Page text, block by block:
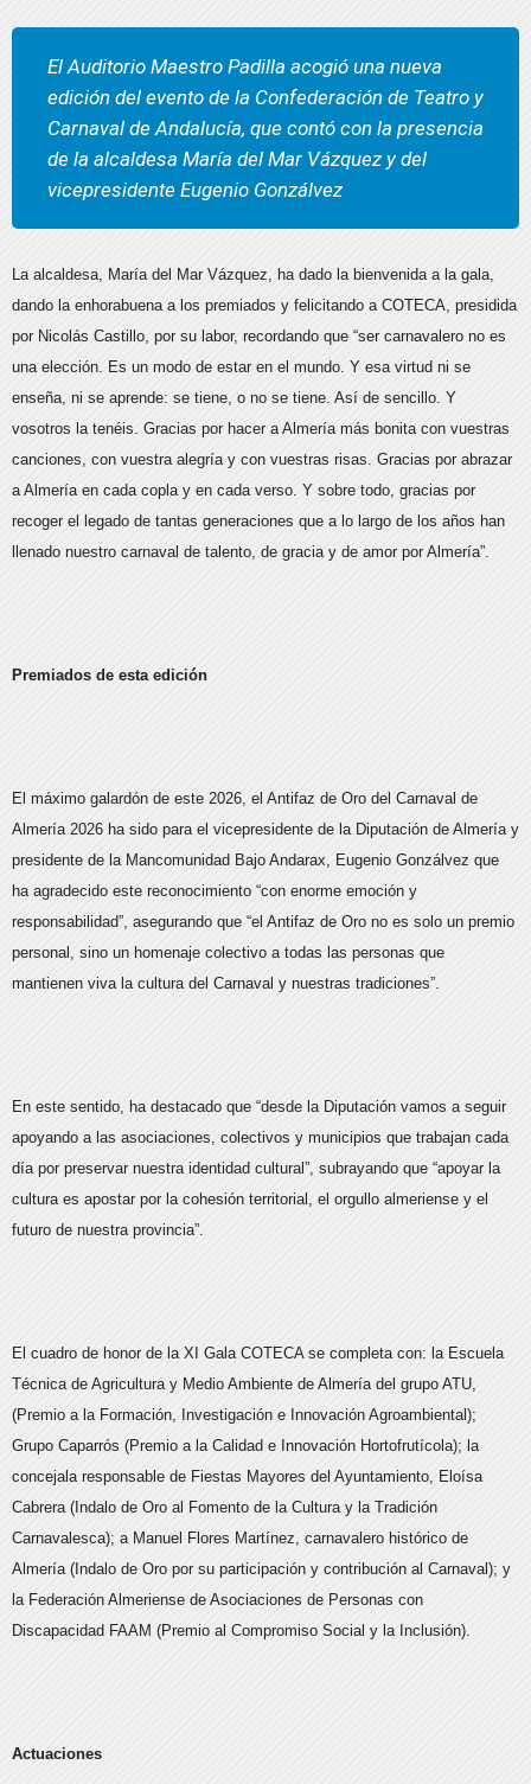
El Auditorio Maestro Padilla acogió una nueva
edición del evento de la Confederación de Teatro y
Carnaval de Andalucía, que contó con la presencia
de la alcaldesa María del Mar Vázquez y del
vicepresidente Eugenio Gonzálvez
La alcaldesa, María del Mar Vázquez, ha dado la bienvenida a la gala,
dando la enhorabuena a los premiados y felicitando a COTECA, presidida
por Nicolás Castillo, por su labor, recordando que “ser carnavalero no es
una elección. Es un modo de estar en el mundo. Y esa virtud ni se
enseña, ni se aprende: se tiene, o no se tiene. Así de sencillo. Y
vosotros la tenéis. Gracias por hacer a Almería más bonita con vuestras
canciones, con vuestra alegría y con vuestras risas. Gracias por abrazar
a Almería en cada copla y en cada verso. Y sobre todo, gracias por
recoger el legado de tantas generaciones que a lo largo de los años han
llenado nuestro carnaval de talento, de gracia y de amor por Almería”.
Premiados de esta edición
El máximo galardón de este 2026, el Antifaz de Oro del Carnaval de
Almería 2026 ha sido para el vicepresidente de la Diputación de Almería y
presidente de la Mancomunidad Bajo Andarax, Eugenio Gonzálvez que
ha agradecido este reconocimiento “con enorme emoción y
responsabilidad”, asegurando que “el Antifaz de Oro no es solo un premio
personal, sino un homenaje colectivo a todas las personas que
mantienen viva la cultura del Carnaval y nuestras tradiciones”.
En este sentido, ha destacado que “desde la Diputación vamos a seguir
apoyando a las asociaciones, colectivos y municipios que trabajan cada
día por preservar nuestra identidad cultural”, subrayando que “apoyar la
cultura es apostar por la cohesión territorial, el orgullo almeriense y el
futuro de nuestra provincia”.
El cuadro de honor de la XI Gala COTECA se completa con: la Escuela
Técnica de Agricultura y Medio Ambiente de Almería del grupo ATU,
(Premio a la Formación, Investigación e Innovación Agroambiental);
Grupo Caparrós (Premio a la Calidad e Innovación Hortofrutícola); la
concejala responsable de Fiestas Mayores del Ayuntamiento, Eloísa
Cabrera (Indalo de Oro al Fomento de la Cultura y la Tradición
Carnavalesca); a Manuel Flores Martínez, carnavalero histórico de
Almería (Indalo de Oro por su participación y contribución al Carnaval); y
la Federación Almeriense de Asociaciones de Personas con
Discapacidad FAAM (Premio al Compromiso Social y la Inclusión).
Actuaciones